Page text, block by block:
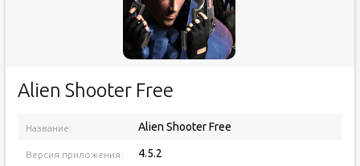
Alien Shooter Free
Название: Alien Shooter Free
Версия приложения: 4.5.2